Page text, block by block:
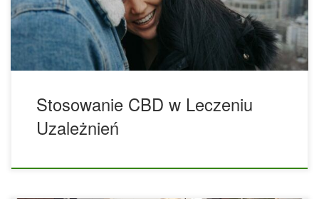
środków uspokajających, alkoholu i innych narkotyków.
Jednak skuteczność leczenia uzależnienia od CBD i
marihuany zależy […]
Stosowanie CBD w Leczeniu
Uzależnień